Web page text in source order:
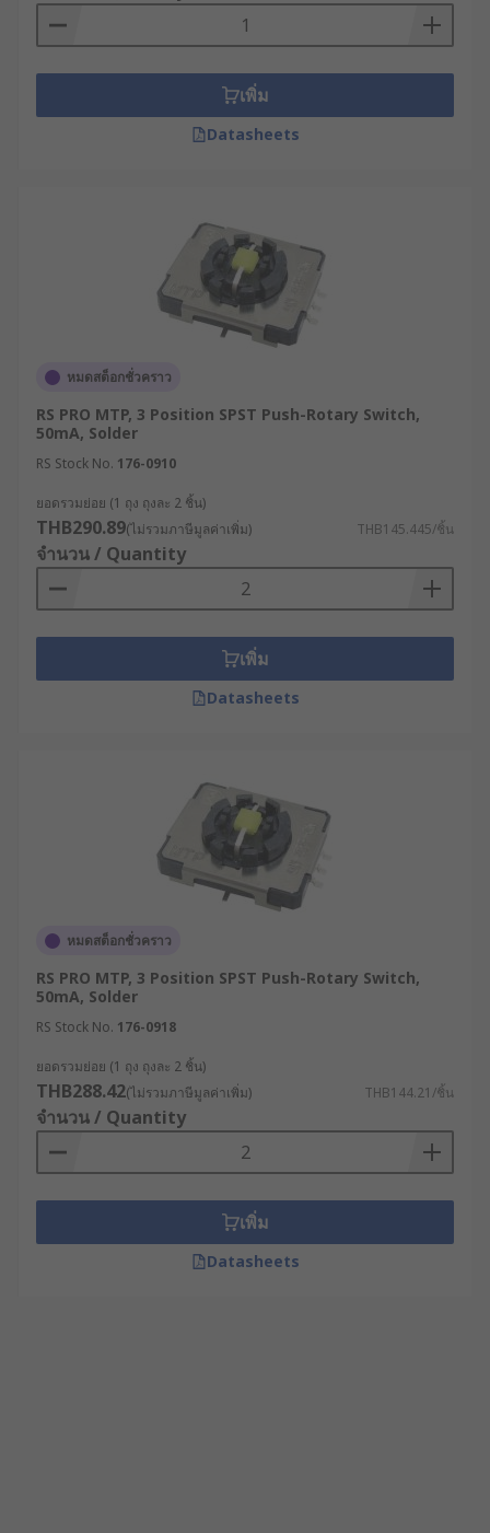
เพิ่ม
Datasheets
หมดสต็อกชั่วคราว
RS PRO MTP, 3 Position SPST Push-Rotary Switch,
50mA, Solder
RS Stock No. 176-0910
ยอดรวมย่อย (1 ถุง ถุงละ 2 ชิ้น)
THB290.89(ไม่รวมภาษีมูลค่าเพิ่ม) THB145.445/ชิ้น
จำนวน / Quantity
เพิ่ม
Datasheets
หมดสต็อกชั่วคราว
RS PRO MTP, 3 Position SPST Push-Rotary Switch,
50mA, Solder
RS Stock No. 176-0918
ยอดรวมย่อย (1 ถุง ถุงละ 2 ชิ้น)
THB288.42(ไม่รวมภาษีมูลค่าเพิ่ม) THB144.21/ชิ้น
จำนวน / Quantity
เพิ่ม
Datasheets